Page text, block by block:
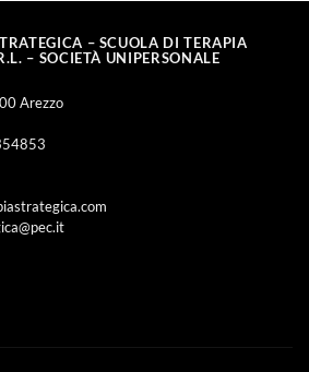
– SCUOLA DI TERAPIA
– SOCIETÀ UNIPERSONALE
Arezzo